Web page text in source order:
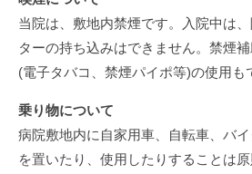
当院は、敷地内禁煙です。入院中は
ターの持ち込みはできません。禁煙
(電子タバコ、禁煙パイポ等)の使用も
乗り物について
病院敷地内に自家用車、自転車、バ
を置いたり、使用したりすることは